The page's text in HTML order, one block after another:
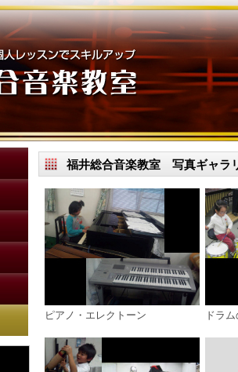
福井総合音楽教室 写真ギャラ
ピアノ・エレクトーン ドラ